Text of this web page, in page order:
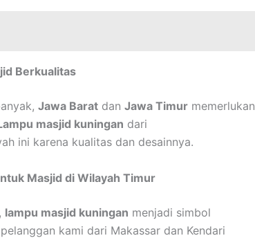
Berkualitas
Jawa Barat dan Jawa Timur memerlukan
masjid kuningan dari
ini karena kualitas dan desainnya.
Masjid di Wilayah Timur
, lampu masjid kuningan menjadi simbol
kami dari Makassar dan Kendari